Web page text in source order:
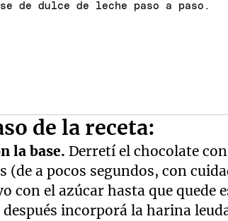
de dulce de leche paso a paso.
de la receta:
la base. Derretí el chocolate
(de a pocos segundos, con
con el azúcar hasta que quede
incorporá la harina